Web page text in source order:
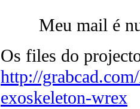
Meu mail é
Os files do
http://
exoskeleton-wrex